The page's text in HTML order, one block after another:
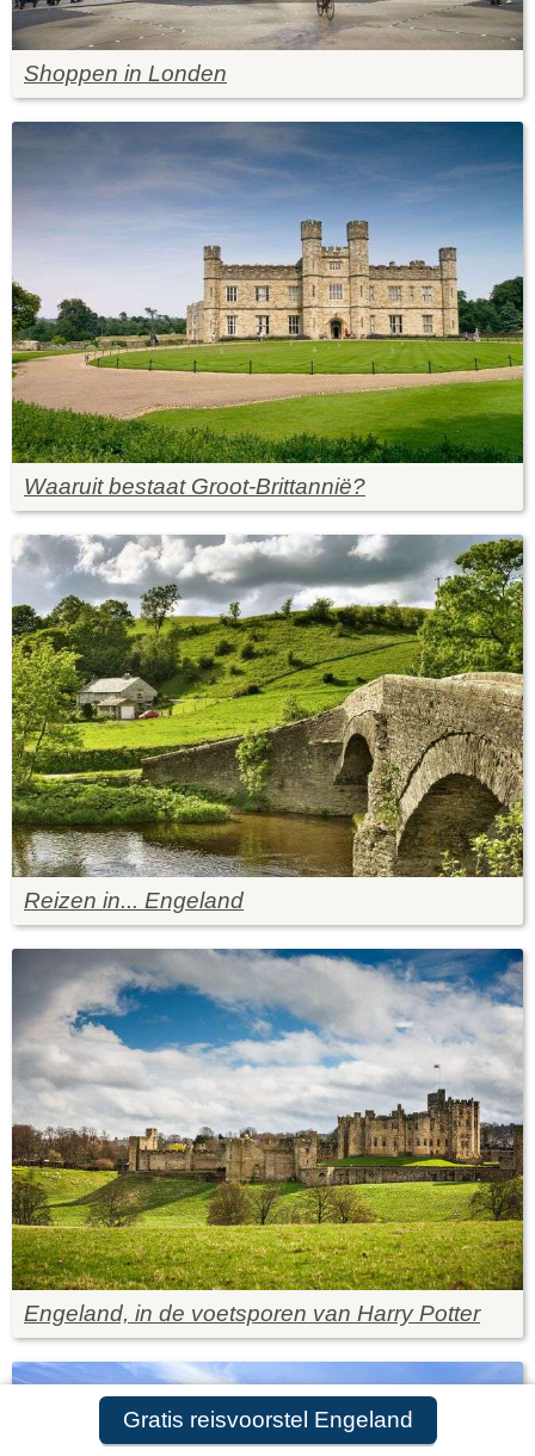
Gratis reisvoorstel Engeland
Shoppen in Londen
Waaruit bestaat Groot-Brittannië?
Reizen in... Engeland
Engeland, in de voetsporen van Harry Potter